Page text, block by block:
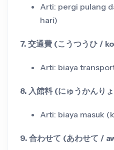
Arti: pergi pulang
hari)
7. 交通費 (こうつうひ /
Arti: biaya
8. 入館料 (にゅうかんり
Arti: biaya masuk
9. 合わせて (あわせて /